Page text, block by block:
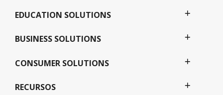
EDUCATION SOLUTIONS
BUSINESS SOLUTIONS
CONSUMER SOLUTIONS
RECURSOS